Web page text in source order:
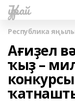
Ҡурай
Республика
Ағиҙел
ҡыҙ –